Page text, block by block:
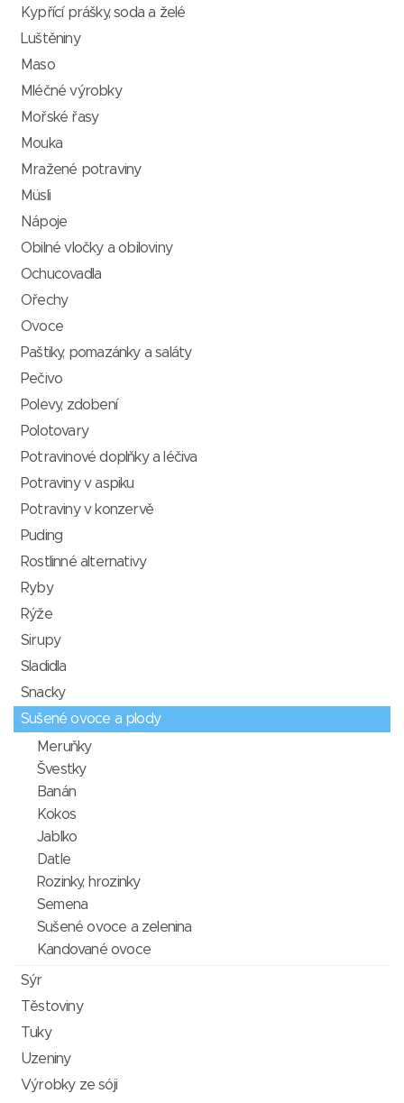
Kypřící prášky, soda a želé
Luštěniny
Maso
Mléčné výrobky
Mořské řasy
Mouka
Mražené potraviny
Müsli
Nápoje
Obilné vločky a obiloviny
Ochucovadla
Ořechy
Ovoce
Paštiky, pomazánky a saláty
Pečivo
Polevy, zdobení
Polotovary
Potravinové doplňky a léčiva
Potraviny v aspiku
Potraviny v konzervě
Puding
Rostlinné alternativy
Ryby
Rýže
Sirupy
Sladidla
Snacky
Sušené ovoce a plody
Meruňky
Švestky
Banán
Kokos
Jablko
Datle
Rozinky, hrozinky
Semena
Sušené ovoce a zelenina
Kandované ovoce
Sýr
Těstoviny
Tuky
Uzeniny
Výrobky ze sóji